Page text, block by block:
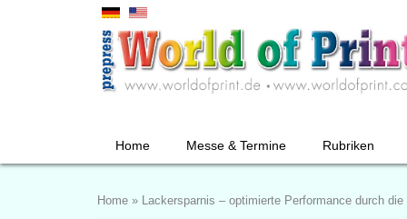
Home Messe & Termine Rubriken
Home » Lackersparnis – optimierte Performance durch